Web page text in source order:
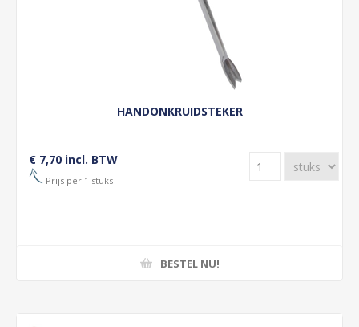
HANDONKRUIDSTEKER
€ 7,70 incl. BTW
Prijs per 1 stuks
BESTEL NU!